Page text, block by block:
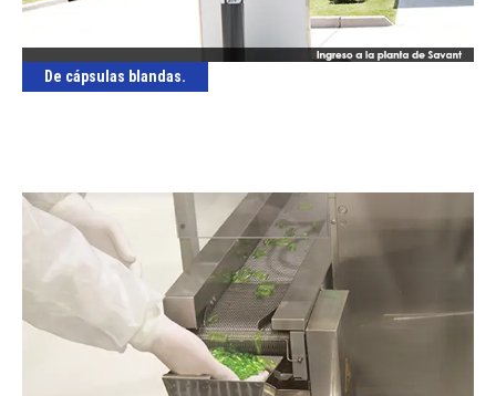
De cápsulas blandas.